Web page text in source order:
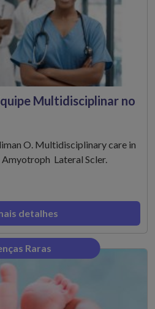
Multidisciplinar no
O. Multidisciplinary care in
Amyotroph Lateral Scler.
detalhes
Raras